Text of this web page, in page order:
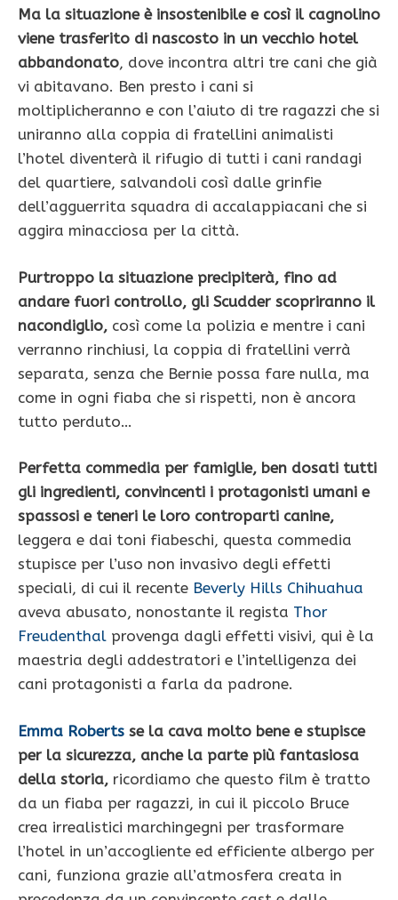
Ma la situazione è insostenibile e così il cagnolino
viene trasferito di nascosto in un vecchio hotel
abbandonato, dove incontra altri tre cani che già
vi abitavano. Ben presto i cani si
moltiplicheranno e con l’aiuto di tre ragazzi che si
uniranno alla coppia di fratellini animalisti
l’hotel diventerà il rifugio di tutti i cani randagi
del quartiere, salvandoli così dalle grinfie
dell’agguerrita squadra di accalappiacani che si
aggira minacciosa per la città.
Purtroppo la situazione precipiterà, fino ad
andare fuori controllo, gli Scudder scopriranno il
nacondiglio, così come la polizia e mentre i cani
verranno rinchiusi, la coppia di fratellini verrà
separata, senza che Bernie possa fare nulla, ma
come in ogni fiaba che si rispetti, non è ancora
tutto perduto…
Perfetta commedia per famiglie, ben dosati tutti
gli ingredienti, convincenti i protagonisti umani e
spassosi e teneri le loro controparti canine,
leggera e dai toni fiabeschi, questa commedia
stupisce per l’uso non invasivo degli effetti
speciali, di cui il recente Beverly Hills Chihuahua
aveva abusato, nonostante il regista Thor
Freudenthal provenga dagli effetti visivi, qui è la
maestria degli addestratori e l’intelligenza dei
cani protagonisti a farla da padrone.
Emma Roberts se la cava molto bene e stupisce
per la sicurezza, anche la parte più fantasiosa
della storia, ricordiamo che questo film è tratto
da un fiaba per ragazzi, in cui il piccolo Bruce
crea irrealistici marchingegni per trasformare
l’hotel in un’accogliente ed efficiente albergo per
cani, funziona grazie all’atmosfera creata in